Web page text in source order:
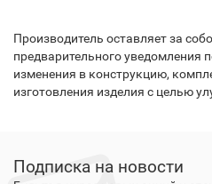
Производитель оставляет за
предварительного уведомления
изменения в конструкцию,
изготовления изделия с целью
Подписка на новости